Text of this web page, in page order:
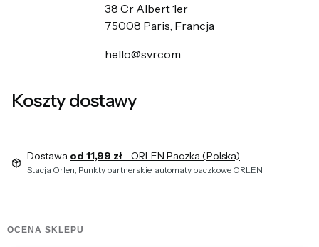
38 Cr Albert 1er
75008 Paris, Francja
hello@svr.com
Koszty dostawy
Dostawa od 11,99 zł- ORLEN Paczka (Polska)
Stacja Orlen, Punkty partnerskie, automaty paczkowe ORLEN
OCENA SKLEPU